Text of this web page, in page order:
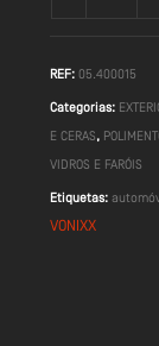
REF: 05.400015
Categorias:
E CERAS ,
VIDROS E FARÓIS
Etiquetas:
VONIXX